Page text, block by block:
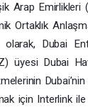
Arap Emirlikleri
Ortaklık
Dubai
üyesi Dubai
için Interlink ile